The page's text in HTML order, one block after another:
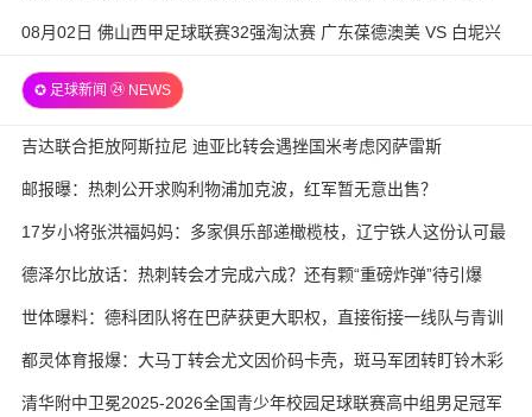
国澳门澳科精英 全场录像
08月02日 佛山西甲足球联赛32强淘汰赛 广东葆德澳美 VS 白坭兴
✪ 足球新闻 ㉔ NEWS
吉达联合拒放阿斯拉尼 迪亚比转会遇挫国米考虑冈萨雷斯
邮报曝：热刺公开求购利物浦加克波，红军暂无意出售？
17岁小将张洪福妈妈：多家俱乐部递橄榄枝，辽宁铁人这份认可最
实在
德泽尔比放话：热刺转会才完成六成？还有颗“重磅炸弹”待引爆
世体曝料：德科团队将在巴萨获更大职权，直接衔接一线队与青训
都灵体育报爆：大马丁转会尤文因价码卡壳，斑马军团转盯铃木彩
艳与维卡里奥
清华附中卫冕2025-2026全国青少年校园足球联赛高中组男足冠军